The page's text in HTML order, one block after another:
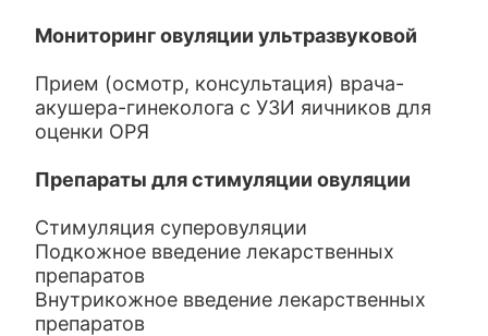
Мониторинг овуляции ультразвуковой
Прием (осмотр, консультация) врача-
акушера-гинеколога с УЗИ яичников для
оценки ОРЯ
Препараты для стимуляции овуляции
Стимуляция суперовуляции
Подкожное введение лекарственных
препаратов
Внутрикожное введение лекарственных
препаратов